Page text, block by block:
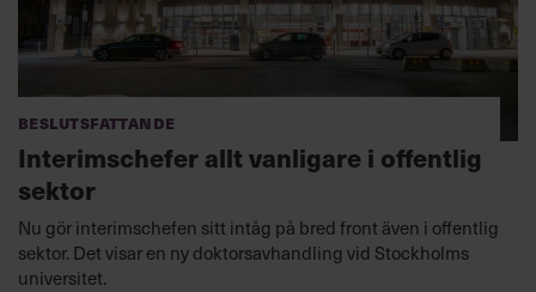
Beslutsfattande
Interimschefer allt vanligare i offentlig
sektor
Nu gör interimschefen sitt intåg på bred front även i offentlig
sektor. Det visar en ny doktorsavhandling vid Stockholms
universitet.